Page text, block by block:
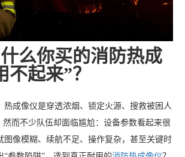
么你买的消防热成
起来”？
热成像仪是穿透浓烟、锁定火源、搜救被困人
然而不少队伍却面临尴尬：设备参数看起来很
图像模糊、续航不足、操作复杂，甚至关键时